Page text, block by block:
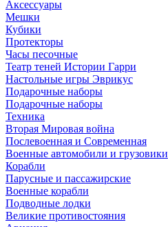
Аксессуары
Мешки
Кубики
Протекторы
Часы песочные
Театр теней Истории Гарри
Настольные игры Эврикус
Подарочные наборы
Подарочные наборы
Техника
Вторая Мировая война
Послевоенная и Современная
Военные автомобили и грузовики
Корабли
Парусные и пассажирские
Военные корабли
Подводные лодки
Великие противостояния